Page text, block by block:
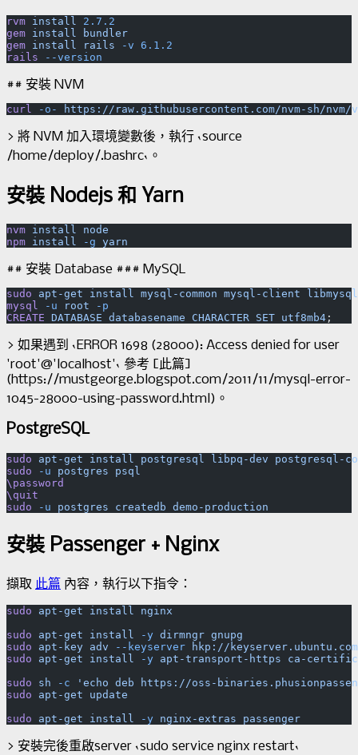
rvm install
2.7.2
gem install
bundler
gem install rails -v 6.1.2
rails
## 安裝 NVM
curl -o- https://raw.githubusercontent.com/nvm-sh/
> 將 NVM 加入環境變數後，執行 `source
/home/deploy/.bashrc`。
安裝 Nodejs 和 Yarn
nvm install
node
npm install -g
## 安裝 Database ### MySQL
sudo apt-get install mysql-common mysql-client
mysql
-u root -p
CREATE DATABASE databasename CHARACTER SET utf8mb4 ;
> 如果遇到 `ERROR 1698 (28000): Access denied for user
'root'@'localhost'` 參考 [此篇]
(https://mustgeorge.blogspot.com/2011/11/mysql-error-
1045-28000-using-password.html)。
PostgreSQL
sudo apt-get install postgresql libpq-dev postgresql-
sudo -u postgres psql
\password
\quit
sudo -u postgres createdb
安裝 Passenger + Nginx
擷取 此篇 內容，執行以下指令：
sudo apt-get install
nginx
sudo apt-get install -y dirmngr gnupg
sudo apt-key adv --keyserver hkp://
sudo apt-get install -y apt-transport-https ca-
sudo sh -c 'echo deb https://oss-
sudo apt-get update
sudo apt-get install -y nginx-extras
> 安裝完後重啟server `sudo service nginx restart`